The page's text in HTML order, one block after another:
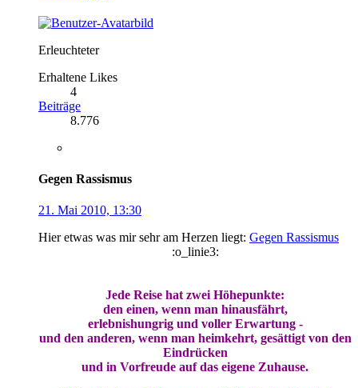
Erleuchteter
Erhaltene Likes
4
Beiträge
8.776
Gegen Rassismus
21. Mai 2010, 13:30
Hier etwas was mir sehr am Herzen liegt: Gegen Rassismus
:o_linie3:
Jede Reise hat zwei Höhepunkte:
den einen, wenn man hinausfährt,
erlebnishungrig und voller Erwartung -
und den anderen, wenn man heimkehrt, gesättigt von den
Eindrücken
und in Vorfreude auf das eigene Zuhause.